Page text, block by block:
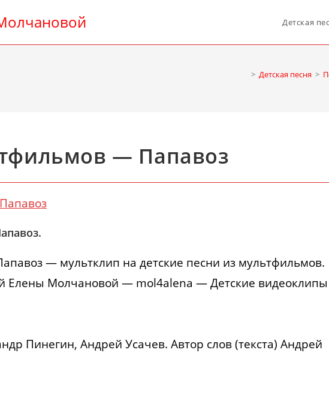
Детская
> Детская песня >
— Папавоз
— мультклип на детские песни из мультфильмов.
Елены Молчановой — mol4alena — Детские видеоклипы
Пинегин, Андрей Усачев. Автор слов (текста) Андрей